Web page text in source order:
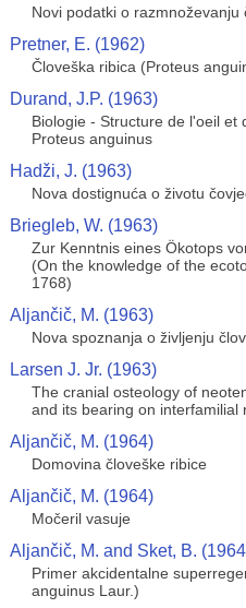
Novi podatki o razmnoževanju
Pretner, E. (1962)
Človeška ribica (Proteus
Durand, J.P. (1963)
Biologie - Structure de l'oeil et
Proteus anguinus
Hadži, J. (1963)
Nova dostignuća o životu
Briegleb, W. (1963)
Zur Kenntnis eines Ökotops
(On the knowledge of the
1768)
Aljančič, M. (1963)
Nova spoznanja o življenju
Larsen J. Jr. (1963)
The cranial osteology of
and its bearing on interfamilial
Aljančič, M. (1964)
Domovina človeške ribice
Aljančič, M. (1964)
Močeril vasuje
Aljančič, M. and Sket, B.
Primer akcidentalne
anguinus Laur.)